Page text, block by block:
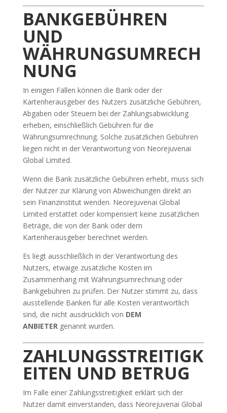
BANKGEBÜHREN
UND
WÄHRUNGSUMRECH
NUNG
In einigen Fällen können die Bank oder der
Kartenherausgeber des Nutzers zusätzliche Gebühren,
Abgaben oder Steuern bei der Zahlungsabwicklung
erheben, einschließlich Gebühren für die
Währungsumrechnung. Solche zusätzlichen Gebühren
liegen nicht in der Verantwortung von Neorejuvenai
Global Limited.
Wenn die Bank zusätzliche Gebühren erhebt, muss sich
der Nutzer zur Klärung von Abweichungen direkt an
sein Finanzinstitut wenden. Neorejuvenai Global
Limited erstattet oder kompensiert keine zusätzlichen
Beträge, die von der Bank oder dem
Kartenherausgeber berechnet werden.
Es liegt ausschließlich in der Verantwortung des
Nutzers, etwaige zusätzliche Kosten im
Zusammenhang mit Währungsumrechnung oder
Bankgebühren zu prüfen. Der Nutzer stimmt zu, dass
ausstellende Banken für alle Kosten verantwortlich
sind, die nicht ausdrücklich von DEM
ANBIETER genannt wurden.
ZAHLUNGSSTREITIGK
EITEN UND BETRUG
Im Falle einer Zahlungsstreitigkeit erklärt sich der
Nutzer damit einverstanden, dass Neorejuvenai Global